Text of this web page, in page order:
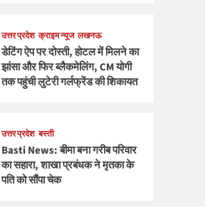
उत्तर प्रदेश क्राइम न्यूज लखनऊ
डेटिंग ऐप पर दोस्ती, होटल में मिलने का
झांसा और फिर ब्लैकमेलिंग, CM योगी
तक पहुंची लुटेरी गर्लफ्रेंड की शिकायत
उत्तर प्रदेश बस्ती
Basti News: बीमा बना गरीब परिवार
का सहारा, शाखा प्रबंधक ने मृतका के
पति को सौंपा चेक